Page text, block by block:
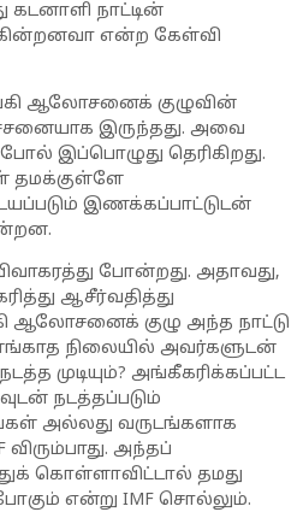
நாட்டின்
என்ற கேள்வி
ஆலோசனைக் குழுவின்
இருந்தது. அவை
இப்பொழுது தெரிகிறது.
தமக்குள்ளே
இணக்கப்பாட்டுடன்
போன்றது. அதாவது,
ஆசீர்வதித்து
ஆலோசனைக் குழு அந்த நாட்டு
நிலையில் அவர்களுடன்
முடியும்? அங்கீகரிக்கப்பட்ட
நடத்தப்படும்
அல்லது வருடங்களாக
அந்தப்
கொள்ளாவிட்டால் தமது
என்று IMF சொல்லும்.